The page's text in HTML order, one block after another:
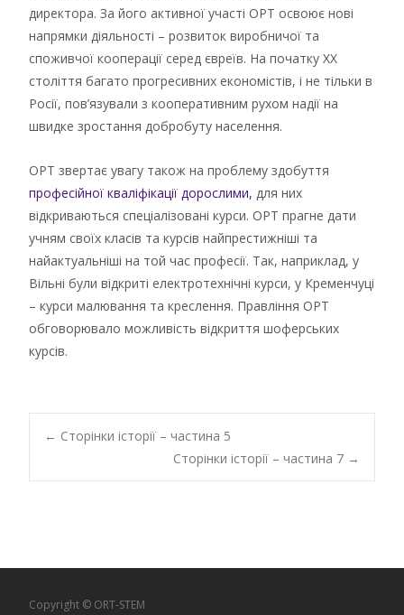
директора. За його активної участі ОРТ освоює нові
напрямки діяльності – розвиток виробничої та
споживчої кооперації серед євреїв. На початку XX
століття багато прогресивних економістів, і не тільки в
Росії, пов’язували з кооперативним рухом надії на
швидке зростання добробуту населення.
ОРТ звертає увагу також на проблему здобуття
професійної кваліфікації дорослими, для них
відкриваються спеціалізовані курси. ОРТ прагне дати
учням своїх класів та курсів найпрестижніші та
найактуальніші на той час професії. Так, наприклад, у
Вільні були відкриті електротехнічні курси, у Кременчуці
– курси малювання та креслення. Правління ОРТ
обговорювало можливість відкриття шоферських
курсів.
Post
← Сторінки історії – частина 5
Сторінки історії – частина 7 →
Copyright © ORT-STEM